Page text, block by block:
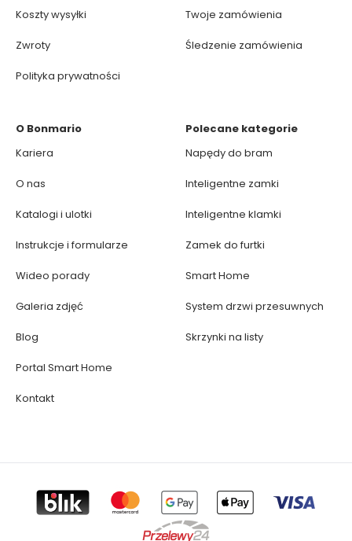
Koszty wysyłki
Zwroty
Polityka prywatności
Twoje zamówienia
Śledzenie zamówienia
O Bonmario
Kariera
O nas
Katalogi i ulotki
Instrukcje i formularze
Wideo porady
Galeria zdjęć
Blog
Portal Smart Home
Kontakt
Polecane kategorie
Napędy do bram
Inteligentne zamki
Inteligentne klamki
Zamek do furtki
Smart Home
System drzwi przesuwnych
Skrzynki na listy